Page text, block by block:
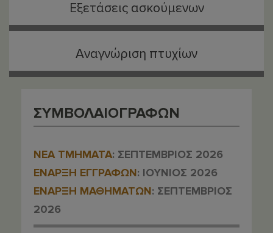
Εξετάσεις ασκούμενων
Αναγνώριση πτυχίων
ΣΥΜΒΟΛΑΙΟΓΡΑΦΩΝ
ΝΕΑ ΤΜΗΜΑΤΑ: ΣΕΠΤΕΜΒΡΙΟΣ 2026
ΕΝΑΡΞΗ ΕΓΓΡΑΦΩΝ: ΙΟΥΝΙΟΣ 2026
ΕΝΑΡΞΗ ΜΑΘΗΜΑΤΩΝ: ΣΕΠΤΕΜΒΡΙΟΣ
2026